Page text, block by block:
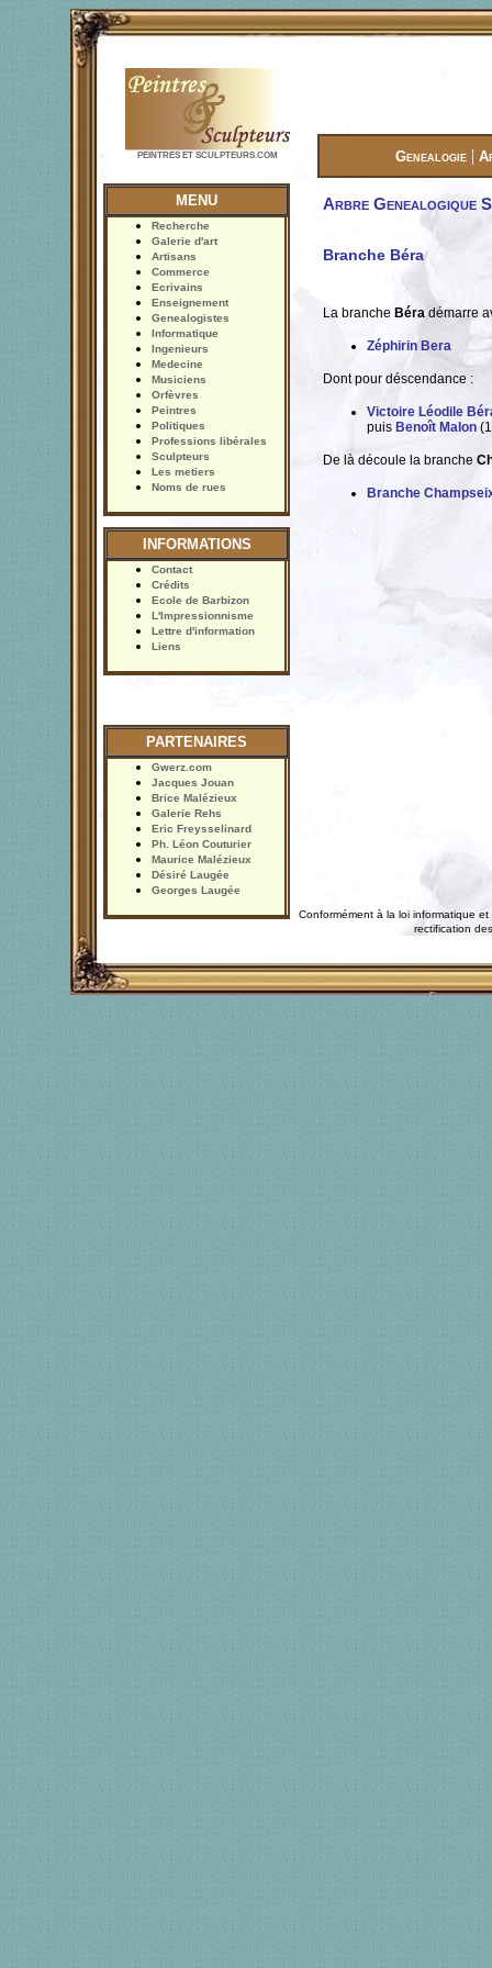
PEINTRES ET SCULPTEURS.COM Genealogie |
MENU
Recherche
Galerie d'art
Artisans
Commerce
Ecrivains
Enseignement
Genealogistes
Informatique
Ingenieurs
Medecine
Musiciens
Orfèvres
Peintres
Politiques
Professions libérales
Sculpteurs
Les metiers
Noms de rues
INFORMATIONS
Contact
Crédits
Ecole de Barbizon
L'Impressionnisme
Lettre d'information
Liens
PARTENAIRES
Gwerz.com
Jacques Jouan
Brice Malézieux
Galerie Rehs
Eric Freysselinard
Ph. Léon Couturier
Maurice Malézieux
Désiré Laugée
Georges Laugée
Arbre Genealogique
Branche Béra
La branche Béradémarre
Zéphirin Bera
Dont pour déscendance :
Victoire Léodile
puis Benoît Malon
De là découle la branche
Branche
Conformément à la loi informatique
rectification